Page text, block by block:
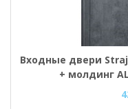
Входные двери
+ молдинг